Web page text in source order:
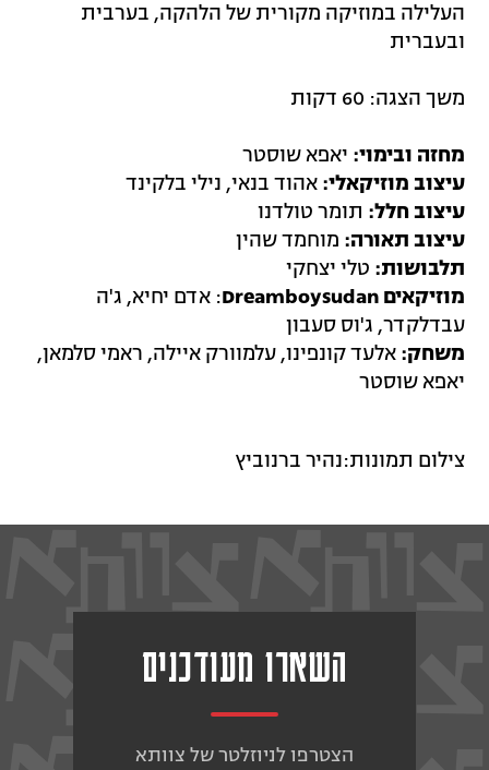
העלילה במוזיקה מקורית של הלהקה, בערבית
ובעברית
משך הצגה: 60 דקות
מחזה ובימוי: יאפא שוסטר
עיצוב מוזיקאלי: אהוד בנאי, נילי בלקינד
עיצוב חלל: תומר טולדנו
עיצוב תאורה: מוחמד שהין
תלבושות: טלי יצחקי
מוזיקאים Dreamboysudan
: אדם יחיא, ג'ה
עבדלקדר, ג'וס סעבון
משחק: אלעד קונפינו, עלמוורק איילה, ראמי סלמאן,
יאפא שוסטר
צילום תמונות:נהיר ברנוביץ
השארו מעודכנים
הצטרפו לניוזלטר של צוותא